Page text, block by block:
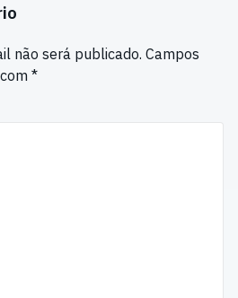
não será publicado. Campos
*